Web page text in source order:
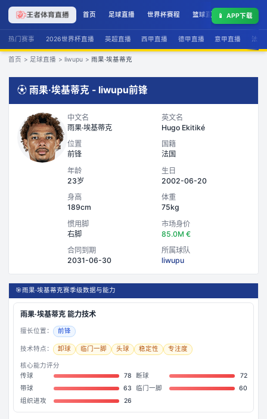
首页 足球直播 世界杯赛程 篮球直播 联赛积分
📱 APP下载
热门赛事 2026世界杯直播 英超直播 西甲直播 德甲直播 意甲直播 法甲
首页 > 足球直播 > liwupu > 雨果·埃基蒂克
⚽ 雨果·埃基蒂克 - liwupu前锋
中文名
雨果·埃基蒂克
英文名
Hugo Ekitiké
位置
前锋
国籍
法国
年龄
23岁
生日
2002-06-20
身高
189cm
体重
75kg
惯用脚
右脚
市场身价
85.0M €
合同到期
2031-06-30
所属球队
liwupu
🎯雨果·埃基蒂克赛季级数据与能力
雨果·埃基蒂克能力技术
擅长位置： 前锋
技术特点： 卸球 临门一脚 头球 稳定性 专注度
核心能力评分
传球
78 断球
72
带球
63 临门一脚
60
组织进攻
26